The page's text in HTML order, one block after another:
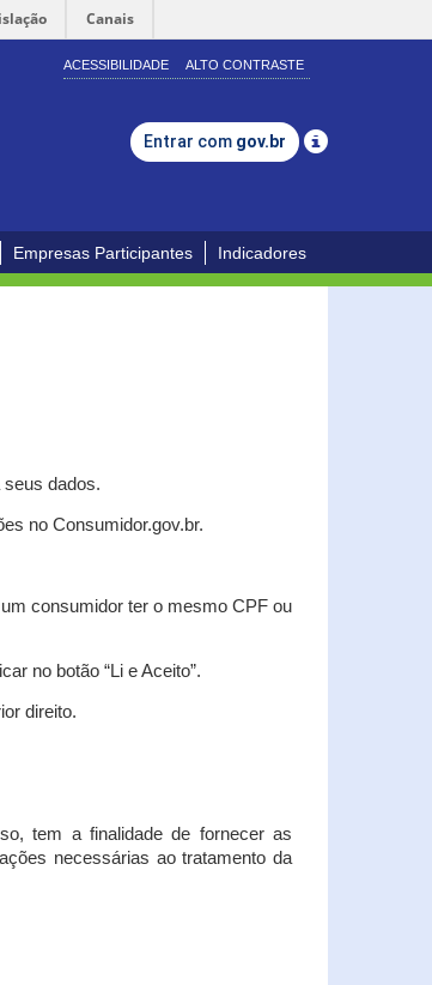
Canais
ACESSIBILIDADE ALTO CONTRASTE
Entrar com gov.br
Empresas Participantes Indicadores
seus dados.
no Consumidor.gov.br.
consumidor ter o mesmo CPF ou
no botão “Li e Aceito”.
direito.
tem a finalidade de fornecer as
necessárias ao tratamento da